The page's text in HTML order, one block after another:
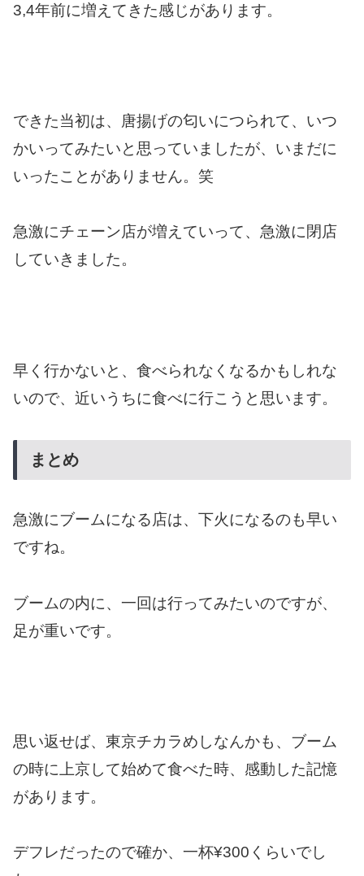
3,4年前に増えてきた感じがあります。
できた当初は、唐揚げの匂いにつられて、いつ
かいってみたいと思っていましたが、いまだに
いったことがありません。笑
急激にチェーン店が増えていって、急激に閉店
していきました。
早く行かないと、食べられなくなるかもしれな
いので、近いうちに食べに行こうと思います。
まとめ
急激にブームになる店は、下火になるのも早い
ですね。
ブームの内に、一回は行ってみたいのですが、
足が重いです。
思い返せば、東京チカラめしなんかも、ブーム
の時に上京して始めて食べた時、感動した記憶
があります。
デフレだったので確か、一杯¥300くらいでし